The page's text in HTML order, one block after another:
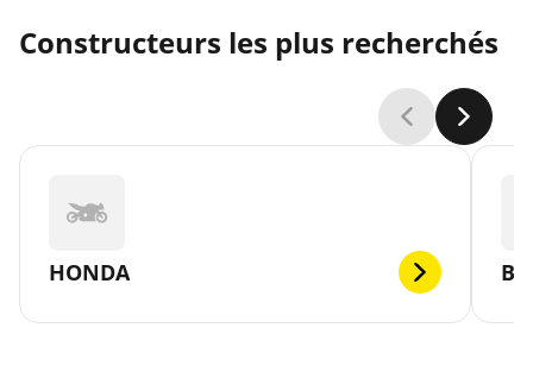
Constructeurs les plus recherchés
HONDA